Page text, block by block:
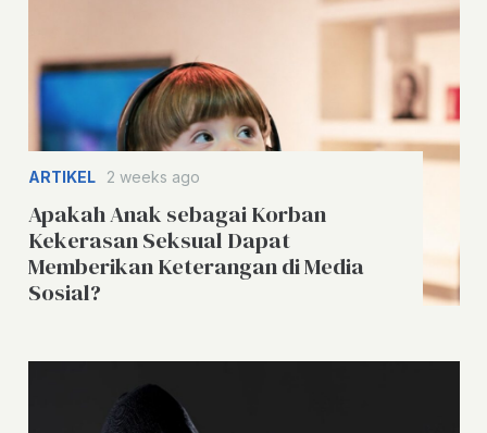
ARTIKEL 2 weeks ago
Apakah Anak sebagai Korban
Kekerasan Seksual Dapat
Memberikan Keterangan di Media
Sosial?